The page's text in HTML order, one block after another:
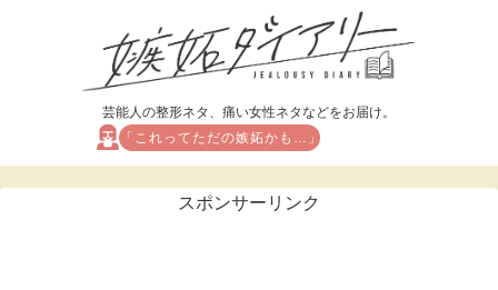
芸能人の整形ネタ、痛い女性ネタなどをお届け。
「これってただの嫉妬かも…」
スポンサーリンク